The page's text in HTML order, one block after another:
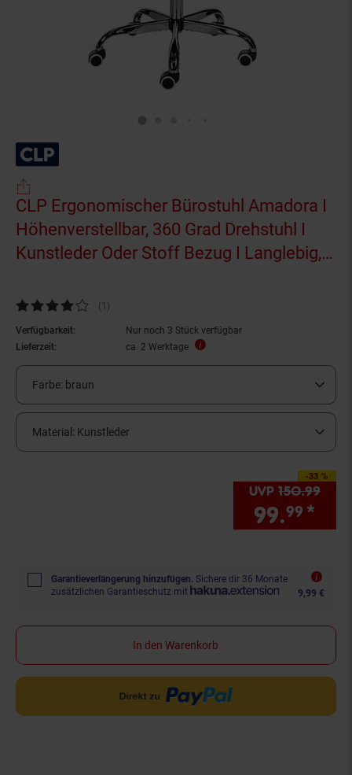
CLP Ergonomischer Bürostuhl Amadora I
Höhenverstellbar, 360 Grad Drehstuhl I
Kunstleder Oder Stoff Bezug I Langlebig,
Kundenbewertung: 4 von 5 Sternen
(1 Kundenbewertungen
)
Verfügbarkeit:
Nur noch 3 Stück verfügbar
Lieferzeit:
ca. 2 Werktage
Farbe: braun
Material: Kunstleder
-33 %
Sie Sparen 33
UVP 150.99
99.99 *
Garantieverlängerung hinzufügen. Sichere dir 36 Monate
zusätzlichen Garantieschutz mit
9,99 €
In den Warenkorb